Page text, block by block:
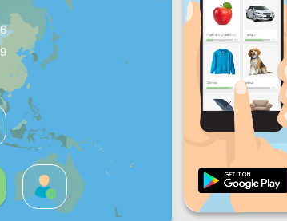
Daaglikse vordering
Maandelikse
Algehele vordering